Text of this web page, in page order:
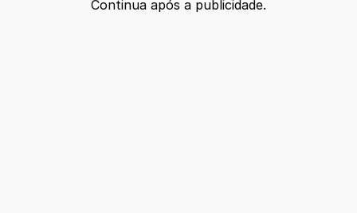
Continua após a publicidade.